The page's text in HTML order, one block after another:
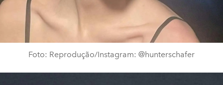
Foto: Reprodução/Instagram: @hunterschafer